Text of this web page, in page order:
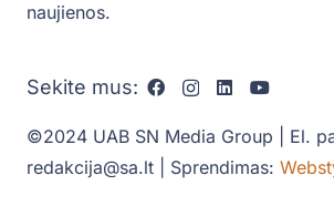
naujienos.
Sekite mus:
©2024 UAB SN Media Group | El.
redakcija@sa.lt | Sprendimas: